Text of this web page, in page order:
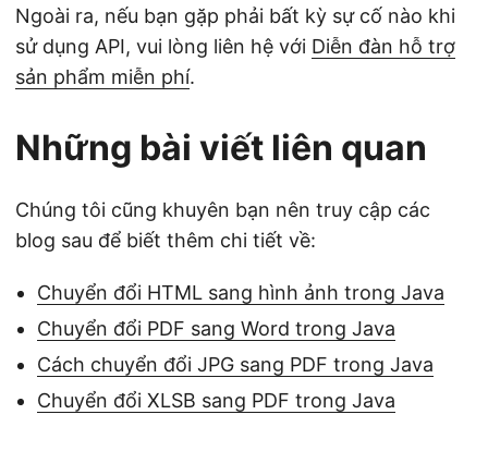
Ngoài ra, nếu bạn gặp phải bất kỳ sự cố nào khi
sử dụng API, vui lòng liên hệ với Diễn đàn hỗ trợ
sản phẩm miễn phí.
Những bài viết liên quan
Chúng tôi cũng khuyên bạn nên truy cập các
blog sau để biết thêm chi tiết về:
Chuyển đổi HTML sang hình ảnh trong Java
Chuyển đổi PDF sang Word trong Java
Cách chuyển đổi JPG sang PDF trong Java
Chuyển đổi XLSB sang PDF trong Java